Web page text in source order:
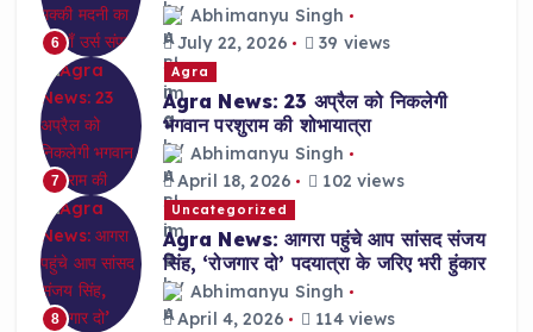
6
Abhimanyu Singh
July 22, 2026
39 views
7
Agra
Agra News: 23 अप्रैल को निकलेगी
भगवान परशुराम की शोभायात्रा
Abhimanyu Singh
April 18, 2026
102 views
8
Uncategorized
Agra News: आगरा पहुंचे आप सांसद संजय
सिंह, ‘रोजगार दो’ पदयात्रा के जरिए भरी हुंकार
Abhimanyu Singh
April 4, 2026
114 views